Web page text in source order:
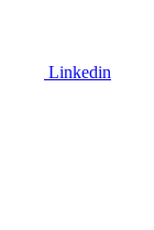
Linkedin